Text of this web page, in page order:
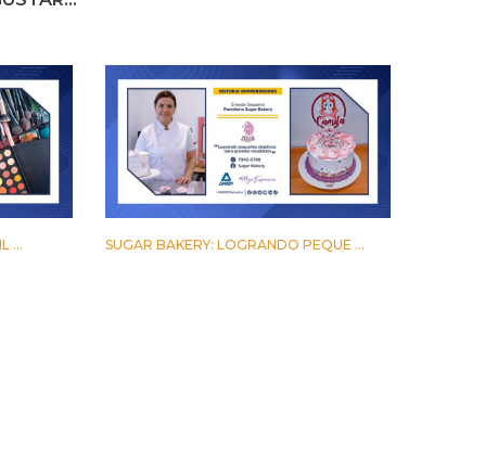
...
SUGAR BAKERY: LOGRANDO PEQUE ...